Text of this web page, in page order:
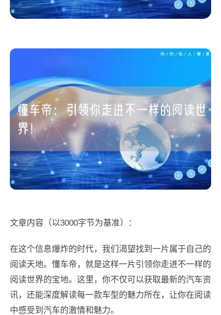
文章内容（以3000字节为基准）：
在这个信息爆炸的时代，我们渴望找到一片属于自己的
阅读天地。懂车帝，就是这样一片引领你走进不一样的
阅读世界的宝地。这里，你不仅可以获取最新的汽车资
讯，还能深度解读每一款车型的魅力所在，让你在阅读
中感受到汽车的激情和魅力。